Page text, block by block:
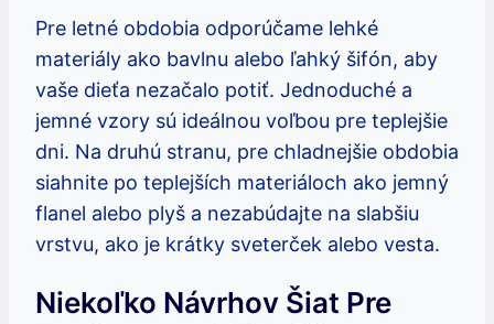
Pre letné obdobia odporúčame lehké
materiály ako bavlnu alebo ľahký šifón, aby
vaše dieťa nezačalo potiť. Jednoduché a
jemné vzory sú ideálnou voľbou pre teplejšie
dni. Na druhú stranu, pre chladnejšie obdobia
siahnite po teplejších materiáloch ako jemný
flanel alebo plyš a nezabúdajte na slabšiu
vrstvu, ako je krátky sveterček alebo vesta.
Niekoľko Návrhov Šiat Pre